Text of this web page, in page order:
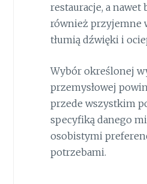
restauracje, a nawet
również przyjemne
tłumią dźwięki i
Wybór określonej
przemysłowej
przede wszystkim
specyfiką danego
osobistymi
potrzebami.